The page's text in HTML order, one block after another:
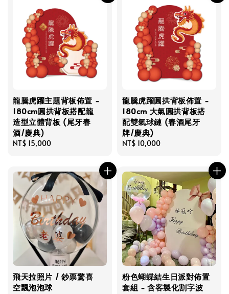
龍騰虎躍主題背板佈置 -
180cm圓拱背板搭配龍
造型立體背板 (尾牙春
酒/慶典)
Regular
NT$ 15,000
龍騰虎躍圓拱背板佈置 -
180cm 大氣圓拱背板搭
配雙氣球鏈 (春酒尾牙
牌/慶典)
Regular
NT$ 10,000
飛天拉照片 / 鈔票驚喜
空飄泡泡球
粉色蝴蝶結生日派對佈置
套組 - 含客製化割字波